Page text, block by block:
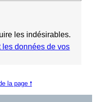
les indésirables.
les données de vos
la page 🠕